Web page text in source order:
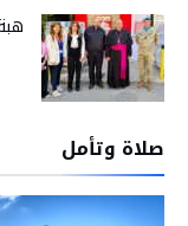
صلاة وتأمل